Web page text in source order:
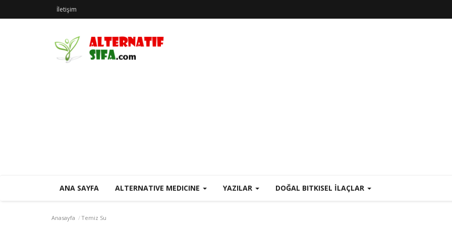
İletişim
ANA SAYFA ALTERNATIVE MEDICINE YAZILAR DOĞAL BITKISEL İLAÇLAR
Anasayfa Temiz Su